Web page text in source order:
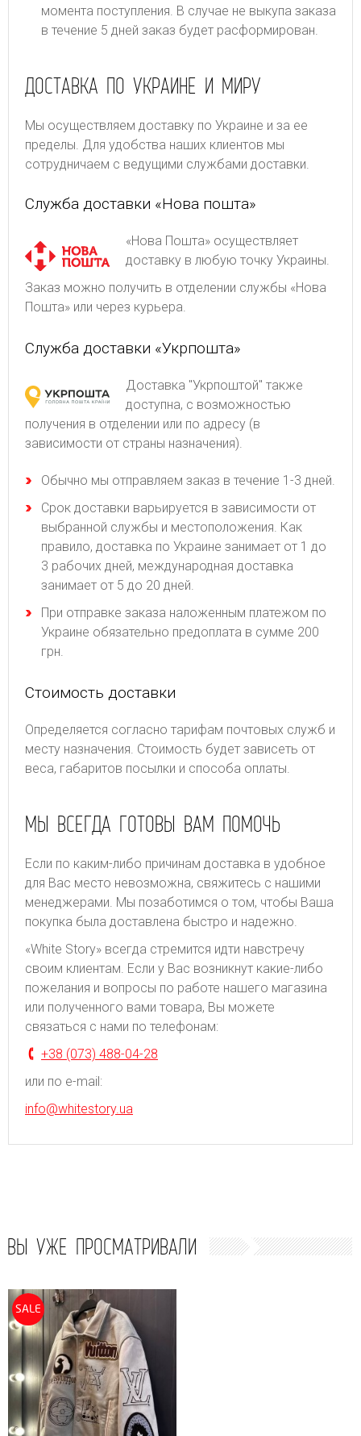
момента поступления. В случае не выкупа заказа
в течение 5 дней заказ будет расформирован.
ДОСТАВКА ПО УКРАИНЕ И МИРУ
Мы осуществляем доставку по Украине и за ее
пределы. Для удобства наших клиентов мы
сотрудничаем с ведущими службами доставки.
Служба доставки «Нова пошта»
«Нова Пошта» осуществляет
доставку в любую точку Украины.
Заказ можно получить в отделении службы «Нова
Пошта» или через курьера.
Служба доставки «Укрпошта»
Доставка "Укрпоштой" также
доступна, с возможностью
получения в отделении или по адресу (в
зависимости от страны назначения).
Обычно мы отправляем заказ в течение 1-3 дней.
Срок доставки варьируется в зависимости от
выбранной службы и местоположения. Как
правило, доставка по Украине занимает от 1 до
3 рабочих дней, международная доставка
занимает от 5 до 20 дней.
При отправке заказа наложенным платежом по
Украине обязательно предоплата в сумме 200
грн.
Стоимость доставки
Определяется согласно тарифам почтовых служб и
месту назначения. Стоимость будет зависеть от
веса, габаритов посылки и способа оплаты.
МЫ ВСЕГДА ГОТОВЫ ВАМ ПОМОЧЬ
Если по каким-либо причинам доставка в удобное
для Вас место невозможна, свяжитесь с нашими
менеджерами. Мы позаботимся о том, чтобы Ваша
покупка была доставлена быстро и надежно.
«White Story» всегда стремится идти навстречу
своим клиентам. Если у Вас возникнут какие-либо
пожелания и вопросы по работе нашего магазина
или полученного вами товара, Вы можете
связаться с нами по телефонам:
+38 (073) 488-04-28
или по e-mail:
info@whitestory.ua
ВЫ УЖЕ ПРОСМАТРИВАЛИ
SALE